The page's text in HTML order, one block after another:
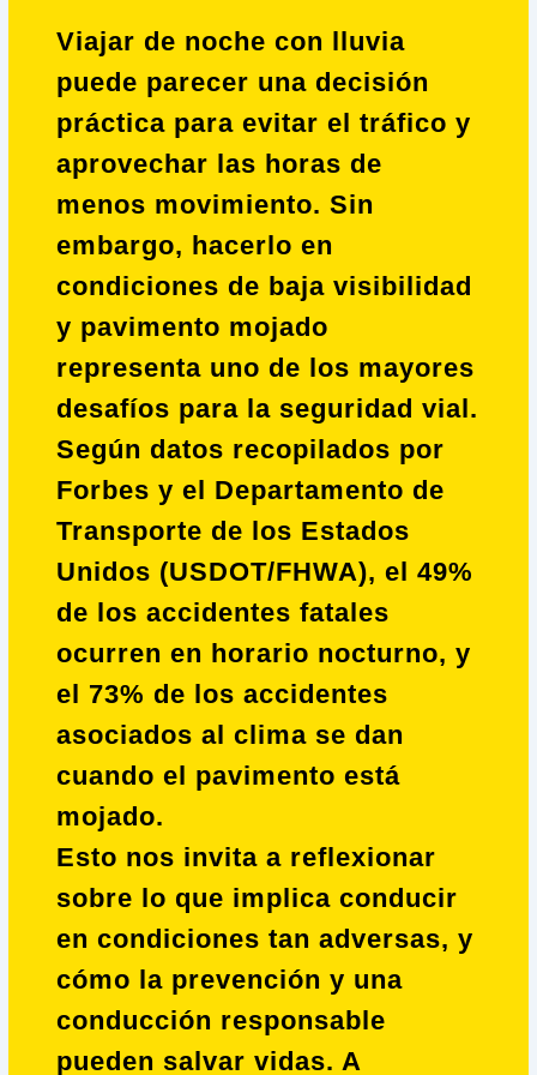
Viajar de noche con lluvia
puede parecer una decisión
práctica para evitar el tráfico y
aprovechar las horas de
menos movimiento. Sin
embargo, hacerlo en
condiciones de baja visibilidad
y pavimento mojado
representa uno de los mayores
desafíos para la seguridad vial.
Según datos recopilados por
Forbes y el Departamento de
Transporte de los Estados
Unidos (USDOT/FHWA), el 49%
de los accidentes fatales
ocurren en horario nocturno, y
el 73% de los accidentes
asociados al clima se dan
cuando el pavimento está
mojado.
Esto nos invita a reflexionar
sobre lo que implica conducir
en condiciones tan adversas, y
cómo la prevención y una
conducción responsable
pueden salvar vidas. A